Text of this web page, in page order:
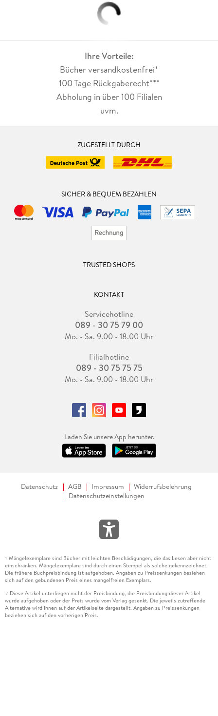
Ihre Vorteile:
Bücher versandkostenfrei*
100 Tage Rückgaberecht***
Abholung in über 100 Filialen
uvm.
ZUGESTELLT DURCH
SICHER & BEQUEM BEZAHLEN
TRUSTED SHOPS
KONTAKT
Servicehotline
089 - 30 75 79 00
Mo. - Sa. 9.00 - 18.00 Uhr
Filialhotline
089 - 30 75 75 75
Mo. - Sa. 9.00 - 18.00 Uhr
Laden Sie unsere App herunter.
Datenschutz AGB Impressum
Widerrufsbelehrung
Datenschutzeinstellungen
1 Mängelexemplare sind Bücher mit leichten Beschädigungen, die das Lesen aber nicht
einschränken. Mängelexemplare sind durch einen Stempel als solche gekennzeichnet.
Die frühere Buchpreisbindung ist aufgehoben. Angaben zu Preissenkungen beziehen
sich auf den gebundenen Preis eines mangelfreien Exemplars.
2 Diese Artikel unterliegen nicht der Preisbindung, die Preisbindung dieser Artikel
wurde aufgehoben oder der Preis wurde vom Verlag gesenkt. Die jeweils zutreffende
Alternative wird Ihnen auf der Artikelseite dargestellt. Angaben zu Preissenkungen
beziehen sich auf den vorherigen Preis.